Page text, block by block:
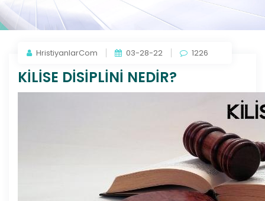
HristiyanlarCom 03-28-22 1226
KİLİSE DİSİPLİNİ NEDİR?